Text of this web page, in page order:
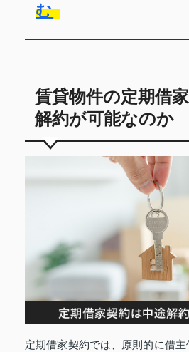
む
賃貸物件の定期借
解約が可能なのか
定期借家契約では、原則的に借